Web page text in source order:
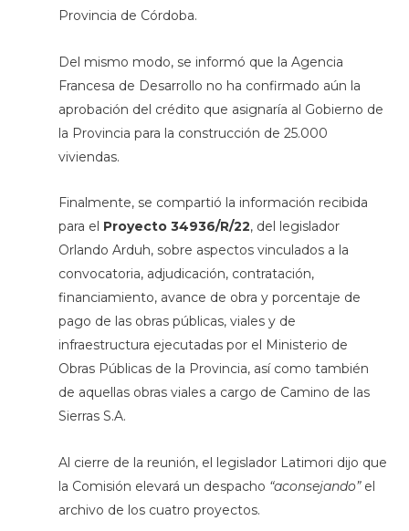
Provincia de Córdoba.
Del mismo modo, se informó que la Agencia
Francesa de Desarrollo no ha confirmado aún la
aprobación del crédito que asignaría al Gobierno de
la Provincia para la construcción de 25.000
viviendas.
Finalmente, se compartió la información recibida
para el Proyecto 34936/R/22, del legislador
Orlando Arduh, sobre aspectos vinculados a la
convocatoria, adjudicación, contratación,
financiamiento, avance de obra y porcentaje de
pago de las obras públicas, viales y de
infraestructura ejecutadas por el Ministerio de
Obras Públicas de la Provincia, así como también
de aquellas obras viales a cargo de Camino de las
Sierras S.A.
Al cierre de la reunión, el legislador Latimori dijo que
la Comisión elevará un despacho “aconsejando”el
archivo de los cuatro proyectos.